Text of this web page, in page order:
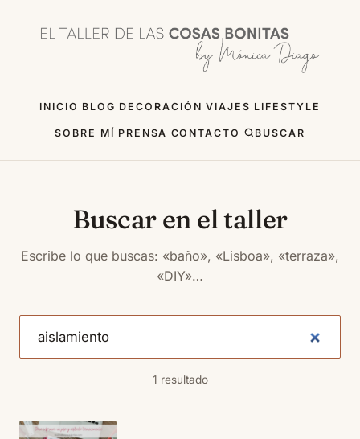
INICIO BLOG DECORACIÓN VIAJES LIFESTYLE
SOBRE MÍ PRENSA CONTACTO BUSCAR
Buscar en el taller
Escribe lo que buscas: «baño», «Lisboa», «terraza»,
«DIY»…
1 resultado